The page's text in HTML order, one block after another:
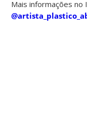
Mais informações no